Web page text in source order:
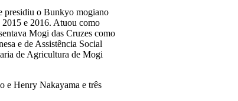
presidiu o Bunkyo mogiano
2015 e 2016. Atuou como
Mogi das Cruzes como
e de Assistência Social
de Agricultura de Mogi
e Henry Nakayama e três